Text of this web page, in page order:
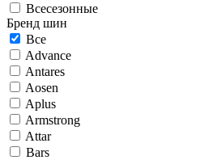
Всесезонные
Бренд шин
Все
Advance
Antares
Aosen
Aplus
Armstrong
Attar
Bars